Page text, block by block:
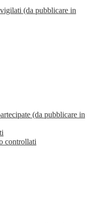
(da pubblicare in
(da pubblicare in
controllati